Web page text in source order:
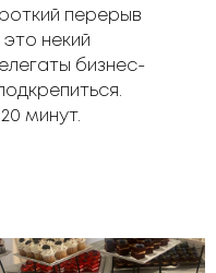
перерыв
некий
бизнес-
минут.